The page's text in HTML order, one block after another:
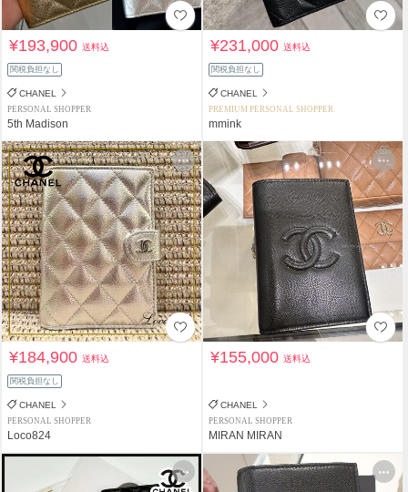
¥193,900送料込
関税負担なし
CHANEL
PERSONAL SHOPPER
5th Madison
¥231,000送料込
関税負担なし
CHANEL
PREMIUM PERSONAL SHOPPER
mmink
¥184,900送料込
関税負担なし
CHANEL
PERSONAL SHOPPER
Loco824
¥155,000送料込
CHANEL
PERSONAL SHOPPER
MIRAN MIRAN